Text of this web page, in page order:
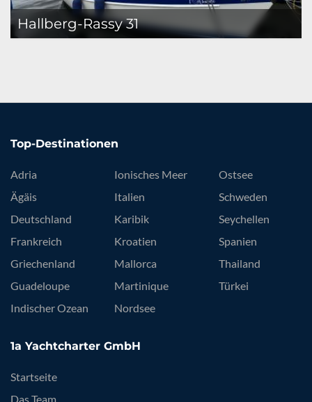
Hallberg-Rassy 31
Top-Destinationen
Adria
Ägäis
Deutschland
Frankreich
Griechenland
Guadeloupe
Indischer Ozean
Ionisches Meer
Italien
Karibik
Kroatien
Mallorca
Martinique
Nordsee
Ostsee
Schweden
Seychellen
Spanien
Thailand
Türkei
1a Yachtcharter GmbH
Startseite
Das Team